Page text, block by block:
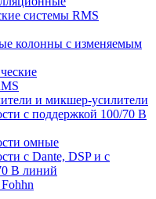
системы RMS
колонны с изменяемым
и микшер-усилители
с поддержкой 100/70 В
омные
с Dante, DSP и с
В линий